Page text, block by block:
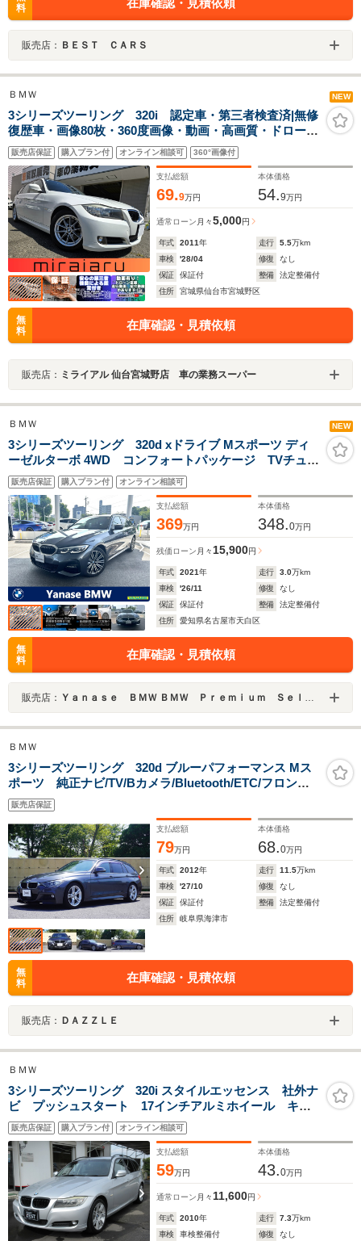
料
販売店： ＢＥＳＴ ＣＡＲＳ
ＢＭＷ NEW
3シリーズツーリング 320i 認定車・第三者検査済|無修
復歴車・画像80枚・360度画像・動画・高画質・ドローン
空撮/LINE審査完結/LINE商談/オンライン商談+全国対
応|OBD2診断|クオリティチェック済/割安でチョウドイイ
車/下取り強化中
販売店保証 購入プラン付 オンライン相談可 360°画像付
支払総額
69.9万円
本体価格
54.9万円
通常ローン 月々5,000円
年式 2011年 走行 5.5万km
車検
'28/04 修復
なし
保証
保証付 整備
法定整備付
住所
宮城県仙台市宮城野区
無
料
在庫確認・見積依頼
販売店： ミライアル 仙台宮城野店 車の業務スーパー
ＢＭＷ NEW
3シリーズツーリング 320d xドライブ Mスポーツ ディ
ーゼルターボ 4WD コンフォートパッケージ TVチュー
ナー
販売店保証 購入プラン付 オンライン相談可
支払総額
369万円
本体価格
348.0万円
残価ローン 月々 15,900円
年式 2021年 走行 3.0万km
車検
'26/11 修復
なし
保証
保証付 整備
法定整備付
住所
愛知県名古屋市天白区
無
料
在庫確認・見積依頼
販売店： Ｙａｎａｓｅ ＢＭＷ ＢＭＷ Ｐｒｅｍｉｕｍ Ｓｅｌｅｃｔｉｏｎ 天白
ＢＭＷ
3シリーズツーリング 320d ブルーパフォーマンス Mス
ポーツ 純正ナビ/TV/Bカメラ/Bluetooth/ETC/フロント
スポイラー/LEDヘッドライト/パワーバックドア/パワシー
ト/スマートキー/プシュスタート/
販売店保証
支払総額
79万円
本体価格
68.0万円
年式 2012年 走行 11.5万km
車検
'27/10 修復
なし
保証
保証付 整備
法定整備付
住所
岐阜県海津市
無
料
在庫確認・見積依頼
販売店： ＤＡＺＺＬＥ
ＢＭＷ
3シリーズツーリング 320i スタイルエッセンス 社外ナ
ビ プッシュスタート 17インチアルミホイール キー
レス プッシュスタート ルーフレール ETC
販売店保証 購入プラン付 オンライン相談可
支払総額
59万円
本体価格
43.0万円
通常ローン 月々 11,600円
年式 2010年 走行 7.3万km
車検
車検整備付 修復
なし